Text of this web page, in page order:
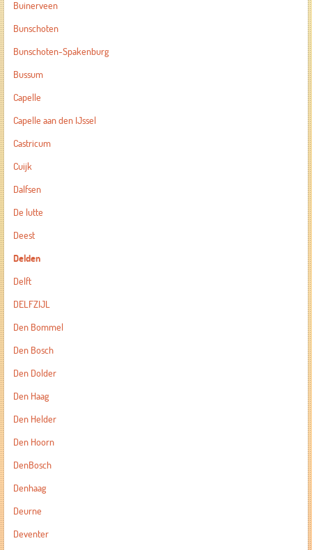
Buinerveen
Bunschoten
Bunschoten-Spakenburg
Bussum
Capelle
Capelle aan den IJssel
Castricum
Cuijk
Dalfsen
De lutte
Deest
Delden
Delft
DELFZIJL
Den Bommel
Den Bosch
Den Dolder
Den Haag
Den Helder
Den Hoorn
DenBosch
Denhaag
Deurne
Deventer